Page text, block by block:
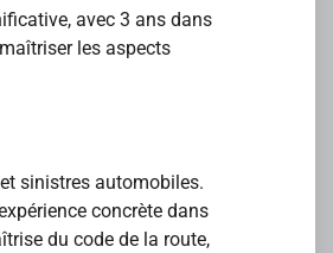
avec 3 ans dans
les aspects
sinistres automobiles.
concrète dans
du code de la route,